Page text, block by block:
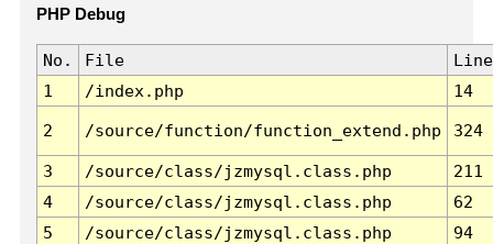
PHP Debug
No. File
Line
1
/index.php 14
2 /source/function/function_extend.php 324
3 /source/class/jzmysql.class.php
211
4
/source/class/jzmysql.class.php
62
5
/source/class/jzmysql.class.php
94